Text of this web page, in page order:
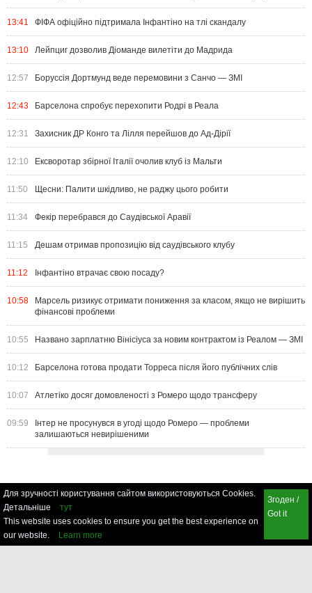
13:41 ФІФА офіційно підтримала Інфантіно на тлі скандалу
13:10 Лейпциг дозволив Діоманде вилетіти до Мадрида
12:57 Боруссія Дортмунд веде перемовини з Санчо — ЗМІ
12:43 Барселона спробує перехопити Родрі в Реала
12:31 Захисник ДР Конго та Лілля перейшов до Ад-Дірії
12:10 Ексворотар збірної Італії очолив клуб із Мальти
11:50 Щесни: Палити шкідливо, не раджу цього робити
11:34 Фекір перебрався до Саудівської Аравії
11:15 Дешам отримав пропозицію від саудівського клубу
11:12 Інфантіно втрачає свою посаду?
10:58
Марсель ризикує отримати пониження за класом, якщо не вирішить
фінансові проблеми
10:55 Названо зарплатню Вінісіуса за новим контрактом із Реалом — ЗМІ
10:12 Барселона готова продати Торреса після його публічних слів
10:07 Атлетіко досяг домовленості з Ромеро щодо трансферу
09:59
Інтер не просунувся в угоді щодо Ромеро — проблеми
залишаються невирішеними
Для зручності користування сайтом використовуються Cookies.
Детальніше
тут
This website uses cookies to ensure you get the best experience on
our website.
Learn more
Згоден /
Got it